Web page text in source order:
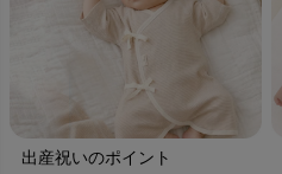
出産祝いのポイント